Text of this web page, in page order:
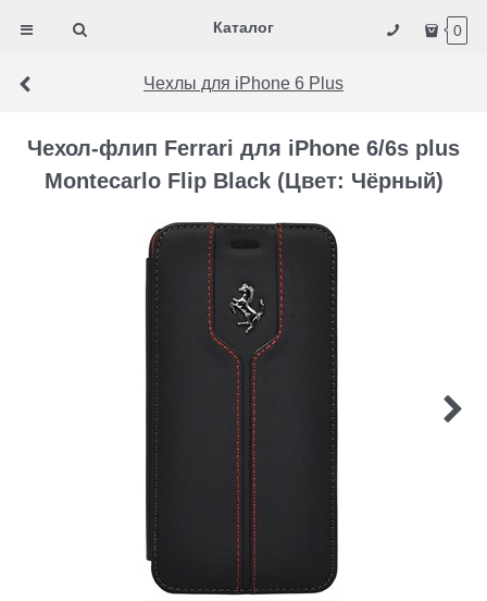
Каталог 0
Чехлы для iPhone 6 Plus
Чехол-флип Ferrari для iPhone 6/6s plus
Montecarlo Flip Black (Цвет: Чёрный)